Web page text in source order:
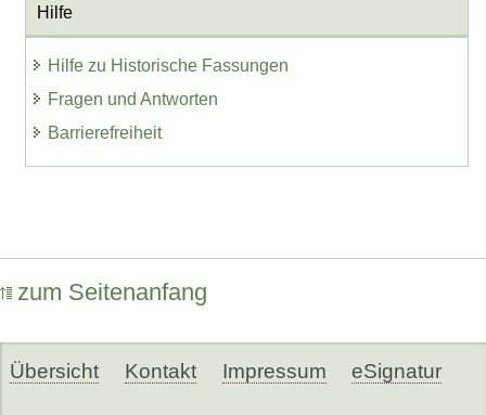
Hilfe
Hilfe zu Historische Fassungen
Fragen und Antworten
Barrierefreiheit
zum Seitenanfang
Übersicht Kontakt Impressum eSignatur